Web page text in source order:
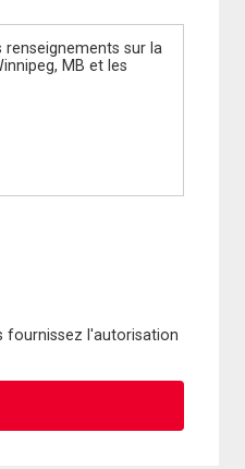
fournissez l'autorisation